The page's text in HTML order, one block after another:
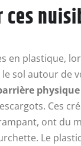
en plastique,
sol autour de
physique
Ces
ont du
Le